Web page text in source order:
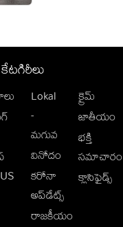
Lokal
-
మగువ
వినోదం
కరోనా
అప్‌డేట్స్
రాజకీయం
క్రైమ్
జాతీయం
భక్తి
సమాచారం
క్లాసిఫైడ్స్